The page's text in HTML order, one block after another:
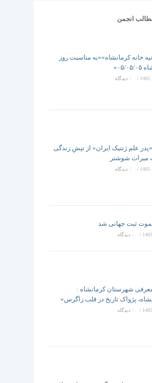
انجمن
خانه کرمانشاه»«به مناسبت روز
۰۵»
/ ۰ دیدگاه
علم ژنتیک ایران» از تپشِ زندگی
میراث شوشتر
/ ۰ دیدگاه
ثبت جهانی شد
/ ۰ دیدگاه
معرفی شهرستان کرمانشاه :
پژواک تاریخ در قلب زاگرس»
/ ۰ دیدگاه